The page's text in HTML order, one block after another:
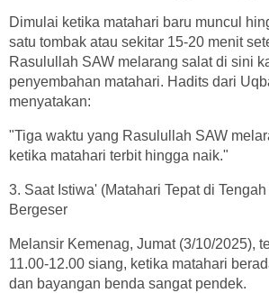
Dimulai ketika matahari baru muncul
satu tombak atau sekitar 15-20 menit
Rasulullah SAW melarang salat di sini
penyembahan matahari. Hadits dari
menyatakan:
"Tiga waktu yang Rasulullah SAW
ketika matahari terbit hingga naik."
3. Saat Istiwa' (Matahari Tepat di
Bergeser
Melansir Kemenag, Jumat (3/10/2025),
11.00-12.00 siang, ketika matahari
dan bayangan benda sangat pendek.